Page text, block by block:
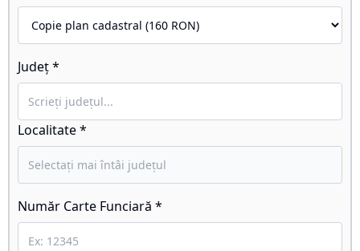
Județ *
Localitate *
Număr Carte Funciară *